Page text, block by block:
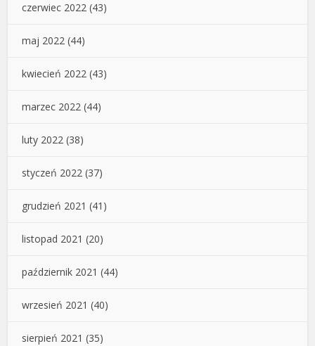
czerwiec 2022 (43)
maj 2022 (44)
kwiecień 2022 (43)
marzec 2022 (44)
luty 2022 (38)
styczeń 2022 (37)
grudzień 2021 (41)
listopad 2021 (20)
październik 2021 (44)
wrzesień 2021 (40)
sierpień 2021 (35)